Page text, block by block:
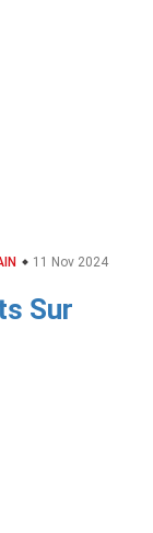
11 Nov 2024
Sur